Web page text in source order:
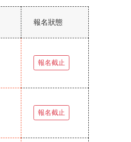
報名狀態
報名截止
報名截止